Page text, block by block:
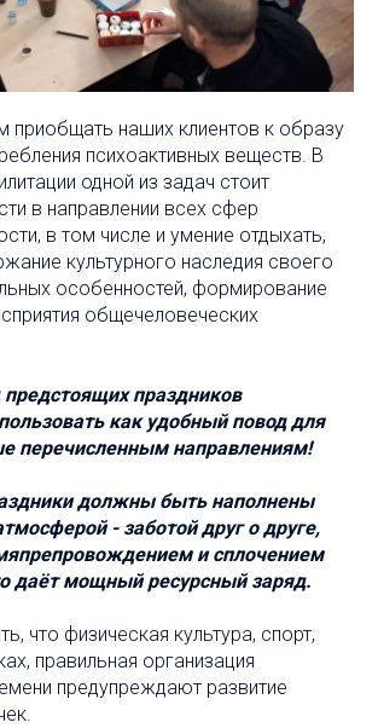
наших клиентов к образу
психоактивных веществ. В
одной из задач стоит
в направлении всех сфер
в том числе и умение отдыхать,
культурного наследия своего
особенностей, формирование
общечеловеческих
праздников
как удобный повод для
перечисленным направлениям!
должны быть наполнены
- заботой друг о друге,
и сплочением
даёт мощный ресурсный заряд.
что физическая культура, спорт,
правильная организация
предупреждают развитие